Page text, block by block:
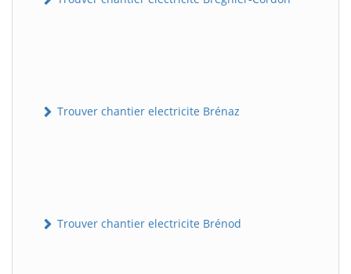
Trouver chantier electricite Brénaz
Trouver chantier electricite Brénod